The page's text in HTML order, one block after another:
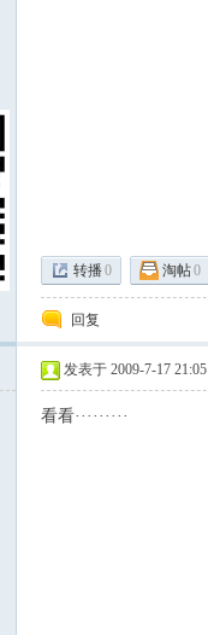
转播0 淘帖0
回复
发表于 2009-7-17 21:05
看看·········